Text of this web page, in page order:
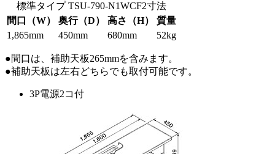
標準タイプ TSU-790-N1WCF2寸法
間口（W）
奥行（D） 高さ（H）
質量
1,865mm
450mm 680mm 52kg
●間口は、補助天板265mmを含みます。
●補助天板は左右どちらでも取付可能です。
3P電源2コ付